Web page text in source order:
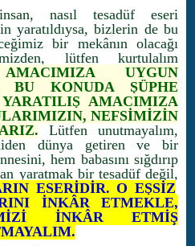
nasıl tesadüf eseri
yaratıldıysa, bizlerin de bu
bir mekânın olacağı
lütfen kurtulalım
UYGUN
BU KONUDA ŞÜPHE
AMACIMIZA
NEFSİMİZİN
Lütfen unutmayalım,
dünya getiren ve bir
hem babasını sığdırıp
yaratmak bir tesadüf değil,
ESERİDİR. O EŞSİZ
İNKÂR ETMEKLE,
İNKÂR ETMİŞ